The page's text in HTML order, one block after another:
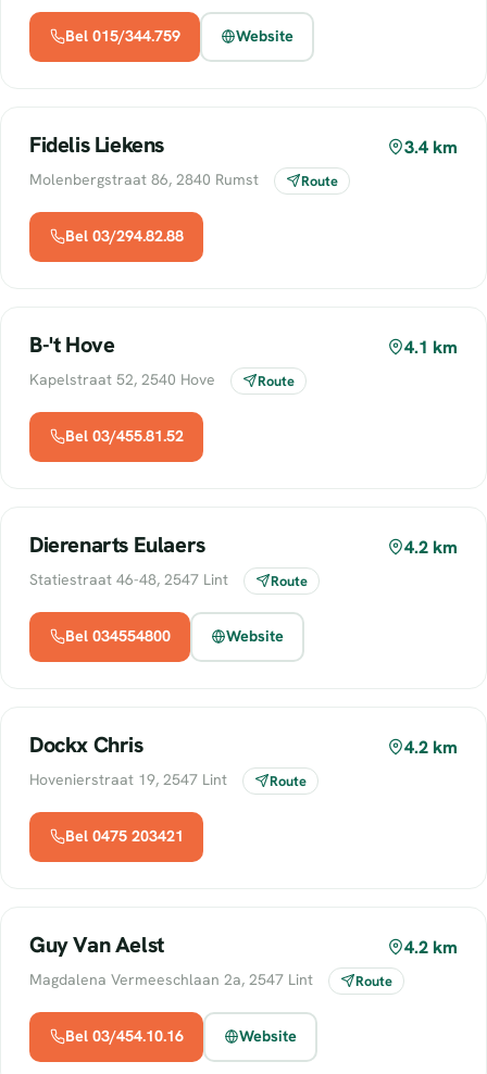
Bel 015/344.759 Website
Fidelis Liekens 3.4 km
Molenbergstraat 86, 2840 Rumst Route
Bel 03/294.82.88
B-'t Hove 4.1 km
Kapelstraat 52, 2540 Hove Route
Bel 03/455.81.52
Dierenarts Eulaers 4.2 km
Statiestraat 46-48, 2547 Lint Route
Bel 034554800 Website
Dockx Chris 4.2 km
Hovenierstraat 19, 2547 Lint Route
Bel 0475 203421
Guy Van Aelst 4.2 km
Magdalena Vermeeschlaan 2a, 2547 Lint Route
Bel 03/454.10.16 Website